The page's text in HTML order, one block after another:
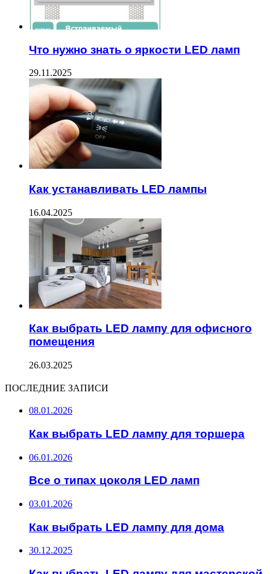
Что нужно знать о яркости LED ламп
29.11.2025
Как устанавливать LED лампы
16.04.2025
Как выбрать LED лампу для офисного
помещения
26.03.2025
ПОСЛЕДНИЕ ЗАПИСИ
08.01.2026
Как выбрать LED лампу для торшера
06.01.2026
Все о типах цоколя LED ламп
03.01.2026
Как выбрать LED лампу для дома
30.12.2025